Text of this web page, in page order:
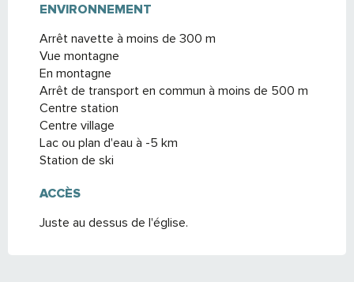
ENVIRONNEMENT
ENVIRONNEMENT
Arrêt navette à moins de 300 m
Vue montagne
En montagne
Arrêt de transport en commun à moins de 500 m
Centre station
Centre village
Lac ou plan d'eau à -5 km
Station de ski
ACCÈS
ACCÈS
Juste au dessus de l'église.